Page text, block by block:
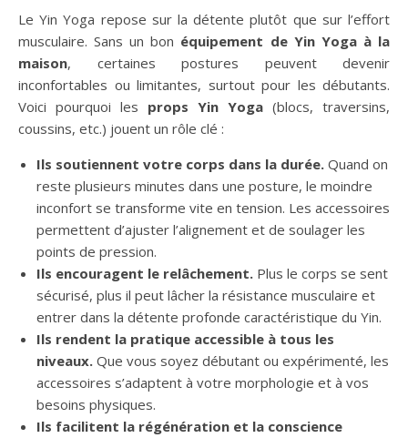
Le Yin Yoga repose sur la détente plutôt que sur l’effort
musculaire. Sans un bon équipement de Yin Yoga à la
maison, certaines postures peuvent devenir
inconfortables ou limitantes, surtout pour les débutants.
Voici pourquoi les props Yin Yoga (blocs, traversins,
coussins, etc.) jouent un rôle clé :
Ils soutiennent votre corps dans la durée. Quand on
reste plusieurs minutes dans une posture, le moindre
inconfort se transforme vite en tension. Les accessoires
permettent d’ajuster l’alignement et de soulager les
points de pression.
Ils encouragent le relâchement. Plus le corps se sent
sécurisé, plus il peut lâcher la résistance musculaire et
entrer dans la détente profonde caractéristique du Yin.
Ils rendent la pratique accessible à tous les
niveaux. Que vous soyez débutant ou expérimenté, les
accessoires s’adaptent à votre morphologie et à vos
besoins physiques.
Ils facilitent la régénération et la conscience